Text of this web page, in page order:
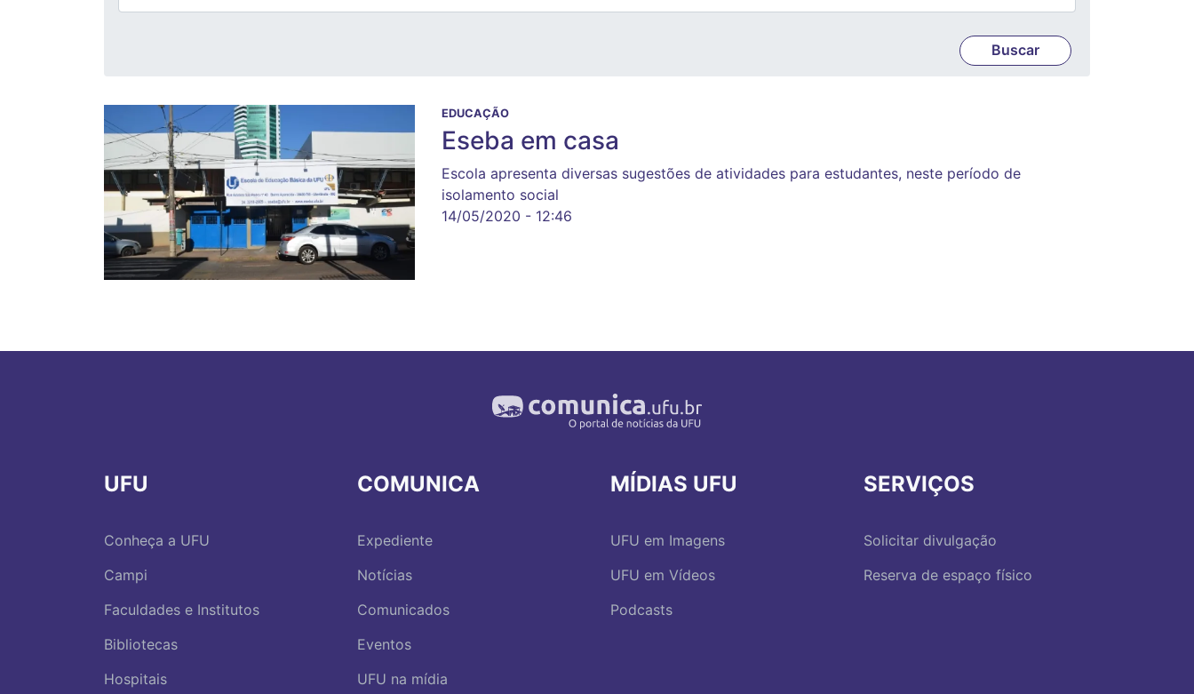
EDUCAÇÃO
Eseba em casa
Escola apresenta diversas sugestões de atividades para estudantes, neste período de
isolamento social
14/05/2020 - 12:46
UFU
Conheça a UFU
Campi
Faculdades e Institutos
Bibliotecas
Hospitais
COMUNICA
Expediente
Notícias
Comunicados
Eventos
UFU na mídia
MÍDIAS UFU
UFU em Imagens
UFU em Vídeos
Podcasts
SERVIÇOS
Solicitar divulgação
Reserva de espaço físico